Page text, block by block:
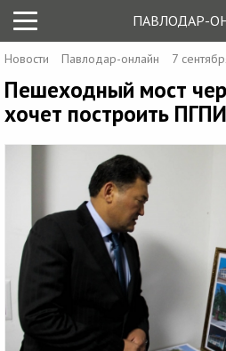
ПАВЛОДАР-
Новости Павлодар-онлайн 7
Пешеходный мост
хочет построить ПГПИ